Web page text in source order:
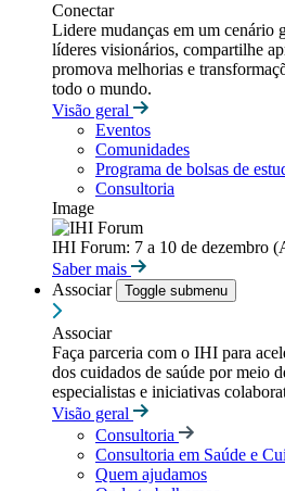
Conectar
Lidere mudanças em um
líderes visionários, compartilhe
promova melhorias e
todo o mundo.
Visão geral
Eventos
Comunidades
Programa de bolsas de
Consultoria
Image
IHI Forum: 7 a 10 de dezembro
Saber mais
Associar
Toggle submenu
Associar
Faça parceria com o IHI para
dos cuidados de saúde por meio
especialistas e iniciativas
Visão geral
Consultoria
Consultoria em Saúde e
Quem ajudamos